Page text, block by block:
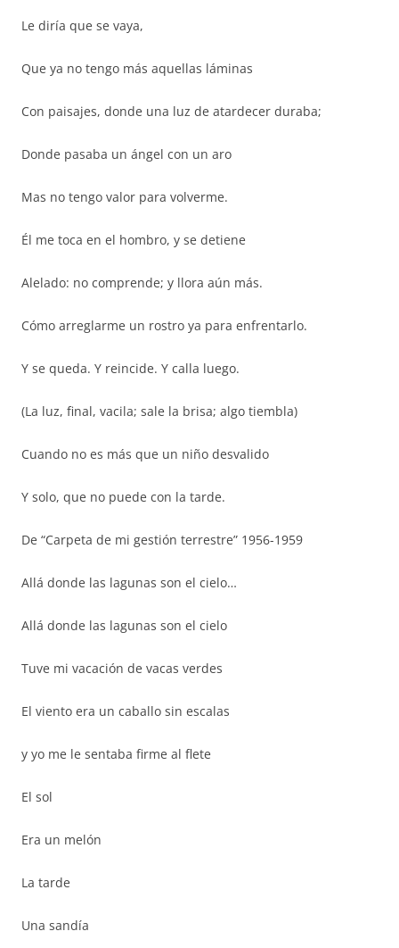
Le diría que se vaya,
Que ya no tengo más aquellas láminas
Con paisajes, donde una luz de atardecer duraba;
Donde pasaba un ángel con un aro
Mas no tengo valor para volverme.
Él me toca en el hombro, y se detiene
Alelado: no comprende; y llora aún más.
Cómo arreglarme un rostro ya para enfrentarlo.
Y se queda. Y reincide. Y calla luego.
(La luz, final, vacila; sale la brisa; algo tiembla)
Cuando no es más que un niño desvalido
Y solo, que no puede con la tarde.
De “Carpeta de mi gestión terrestre” 1956-1959
Allá donde las lagunas son el cielo…
Allá donde las lagunas son el cielo
Tuve mi vacación de vacas verdes
El viento era un caballo sin escalas
y yo me le sentaba firme al flete
El sol
Era un melón
La tarde
Una sandía